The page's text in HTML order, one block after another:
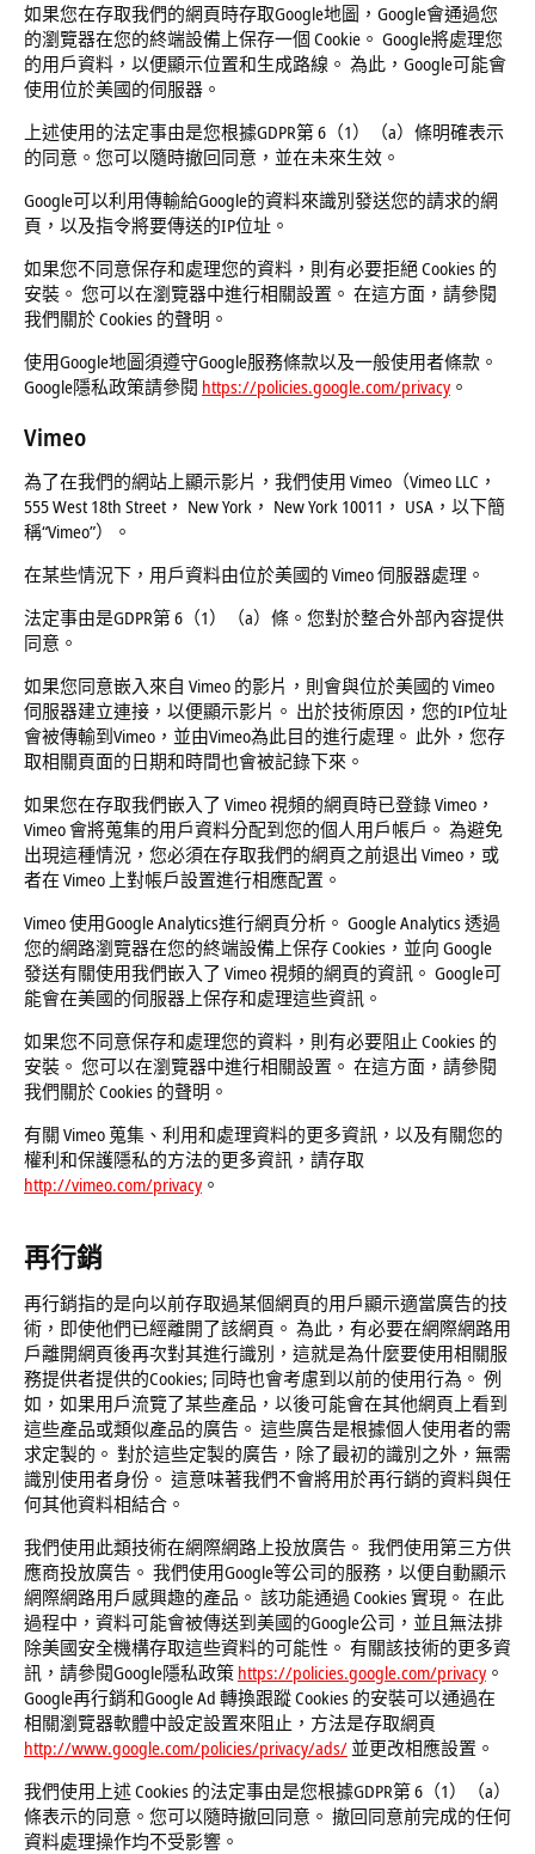
如果您在存取我們的網頁時存取Google地圖，Google會通過您
的瀏覽器在您的終端設備上保存一個 Cookie。 Google將處理您
的用戶資料，以便顯示位置和生成路線。 為此，Google可能會
使用位於美國的伺服器。
上述使用的法定事由是您根據GDPR第 6（1）（a）條明確表示
的同意。您可以隨時撤回同意，並在未來生效。
Google可以利用傳輸給Google的資料來識別發送您的請求的網
頁，以及指令將要傳送的IP位址。
如果您不同意保存和處理您的資料，則有必要拒絕 Cookies 的
安裝。 您可以在瀏覽器中進行相關設置。 在這方面，請參閱
我們關於 Cookies 的聲明。
使用Google地圖須遵守Google服務條款以及一般使用者條款。
Google隱私政策請參閱 https://policies.google.com/privacy 。
Vimeo
為了在我們的網站上顯示影片，我們使用 Vimeo（Vimeo LLC，
555 West 18th Street， New York， New York 10011， USA，以下簡
稱“Vimeo”）。
在某些情況下，用戶資料由位於美國的 Vimeo 伺服器處理。
法定事由是GDPR第 6（1）（a）條。您對於整合外部內容提供
同意。
如果您同意嵌入來自 Vimeo 的影片，則會與位於美國的 Vimeo
伺服器建立連接，以便顯示影片。 出於技術原因，您的IP位址
會被傳輸到Vimeo，並由Vimeo為此目的進行處理。 此外，您存
取相關頁面的日期和時間也會被記錄下來。
如果您在存取我們嵌入了 Vimeo 視頻的網頁時已登錄 Vimeo，
Vimeo 會將蒐集的用戶資料分配到您的個人用戶帳戶。 為避免
出現這種情況，您必須在存取我們的網頁之前退出 Vimeo，或
者在 Vimeo 上對帳戶設置進行相應配置。
Vimeo 使用Google Analytics進行網頁分析。 Google Analytics 透過
您的網路瀏覽器在您的終端設備上保存 Cookies，並向 Google
發送有關使用我們嵌入了 Vimeo 視頻的網頁的資訊。 Google可
能會在美國的伺服器上保存和處理這些資訊。
如果您不同意保存和處理您的資料，則有必要阻止 Cookies 的
安裝。 您可以在瀏覽器中進行相關設置。 在這方面，請參閱
我們關於 Cookies 的聲明。
有關 Vimeo 蒐集、利用和處理資料的更多資訊，以及有關您的
權利和保護隱私的方法的更多資訊，請存取
http://vimeo.com/privacy 。
再行銷
再行銷指的是向以前存取過某個網頁的用戶顯示適當廣告的技
術，即使他們已經離開了該網頁。 為此，有必要在網際網路用
戶離開網頁後再次對其進行識別，這就是為什麼要使用相關服
務提供者提供的Cookies; 同時也會考慮到以前的使用行為。 例
如，如果用戶流覽了某些產品，以後可能會在其他網頁上看到
這些產品或類似產品的廣告。 這些廣告是根據個人使用者的需
求定製的。 對於這些定製的廣告，除了最初的識別之外，無需
識別使用者身份。 這意味著我們不會將用於再行銷的資料與任
何其他資料相結合。
我們使用此類技術在網際網路上投放廣告。 我們使用第三方供
應商投放廣告。 我們使用Google等公司的服務，以便自動顯示
網際網路用戶感興趣的產品。 該功能通過 Cookies 實現。 在此
過程中，資料可能會被傳送到美國的Google公司，並且無法排
除美國安全機構存取這些資料的可能性。 有關該技術的更多資
訊，請參閱Google隱私政策 https://policies.google.com/privacy 。
Google再行銷和Google Ad 轉換跟蹤 Cookies 的安裝可以通過在
相關瀏覽器軟體中設定設置來阻止，方法是存取網頁
http://www.google.com/policies/privacy/ads/ 並更改相應設置。
我們使用上述 Cookies 的法定事由是您根據GDPR第 6（1）（a）
條表示的同意。您可以隨時撤回同意。 撤回同意前完成的任何
資料處理操作均不受影響。